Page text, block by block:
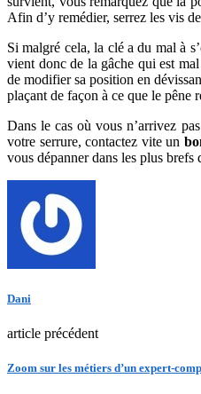
Afin d’y remédier, serrez les vis
Si malgré cela, la clé a du mal à
vient donc de la gâche qui est
de modifier sa position en
plaçant de façon à ce que le pêne
Dans le cas où vous n’arrivez
votre serrure, contactez vite un
vous dépanner dans les plus brefs
Dani
article précédent
Zoom sur les métiers d’un expert-